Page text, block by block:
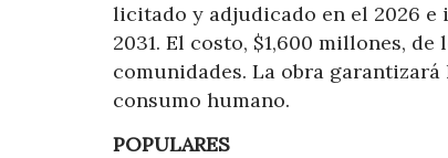
licitado y adjudicado en el 2026
2031. El costo, $1,600 millones,
comunidades. La obra
consumo humano.
POPULARES